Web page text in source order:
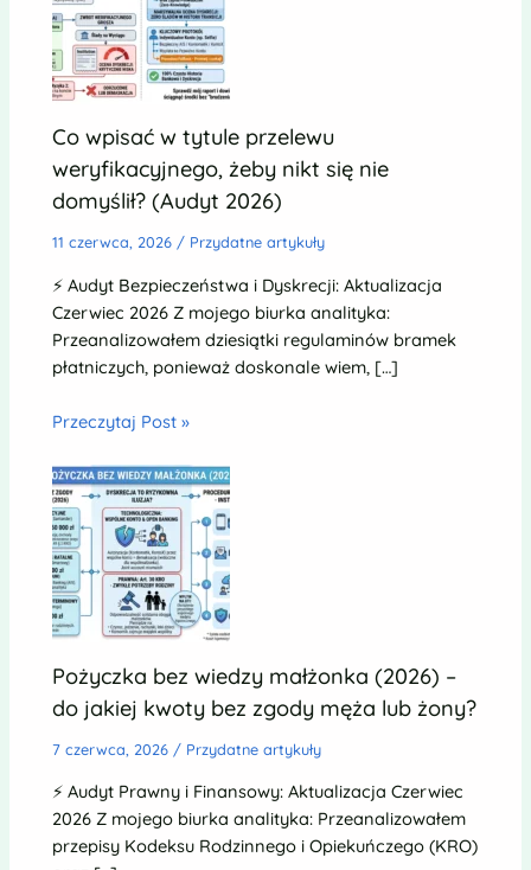
Co wpisać w tytule przelewu
weryfikacyjnego, żeby nikt się nie
domyślił? (Audyt 2026)
11 czerwca, 2026 / Przydatne artykuły
⚡ Audyt Bezpieczeństwa i Dyskrecji: Aktualizacja
Czerwiec 2026 Z mojego biurka analityka:
Przeanalizowałem dziesiątki regulaminów bramek
płatniczych, ponieważ doskonale wiem, […]
Przeczytaj Post »
Pożyczka bez wiedzy małżonka (2026) –
do jakiej kwoty bez zgody męża lub żony?
7 czerwca, 2026 / Przydatne artykuły
⚡ Audyt Prawny i Finansowy: Aktualizacja Czerwiec
2026 Z mojego biurka analityka: Przeanalizowałem
przepisy Kodeksu Rodzinnego i Opiekuńczego (KRO)